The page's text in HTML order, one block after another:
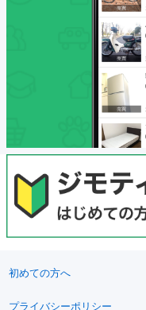
初めての方へ
プライバシーポリシー